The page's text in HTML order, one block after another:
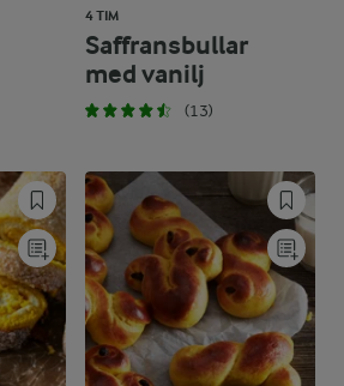
4 TIM
Saffransbullar
med vanilj
(13)